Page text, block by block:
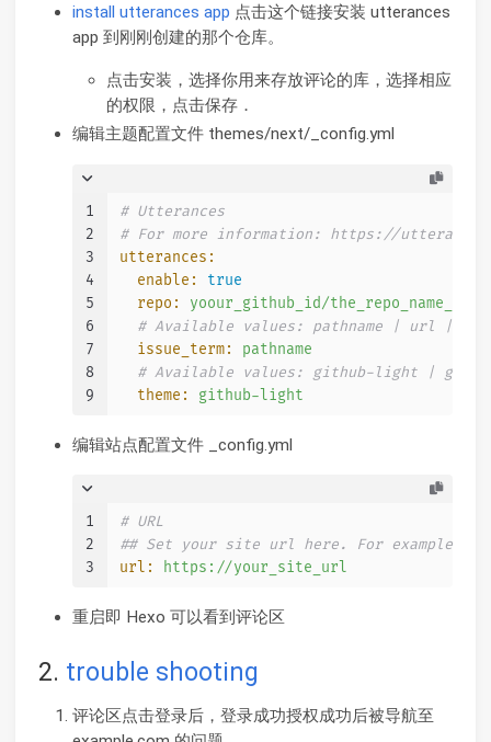
install utterances app 点击这个链接安装 utterances
app 到刚刚创建的那个仓库。
点击安装，选择你用来存放评论的库，选择相应
的权限，点击保存．
编辑主题配置文件 themes/next/_config.yml
1
2
3
4
5
6
7
8
9
# Utterances
# For more information: https://
utterances:
enable:
true
repo:
yoour_github_id/
# Available values: pathname | url |
issue_term:
pathname
# Available values: github-light |
theme:
github-light
编辑站点配置文件 _config.yml
1
2
3
# URL
## Set your site url here. For example,
url:
https://your_site_url
重启即 Hexo 可以看到评论区
2. trouble shooting
评论区点击登录后，登录成功授权成功后被导航至